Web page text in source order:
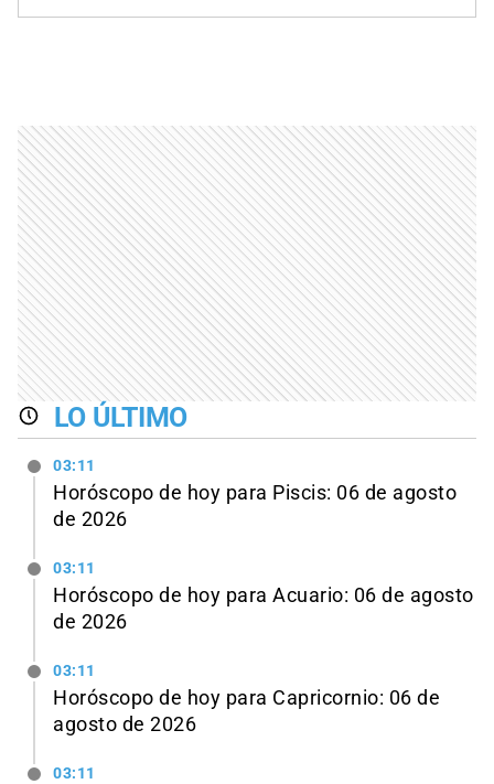
LO ÚLTIMO
03:11
Horóscopo de hoy para Piscis: 06 de agosto
de 2026
03:11
Horóscopo de hoy para Acuario: 06 de agosto
de 2026
03:11
Horóscopo de hoy para Capricornio: 06 de
agosto de 2026
03:11